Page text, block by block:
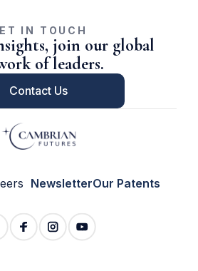
IN TOUCH
join our global
of leaders.
Contact Us
NewsletterOur Patents